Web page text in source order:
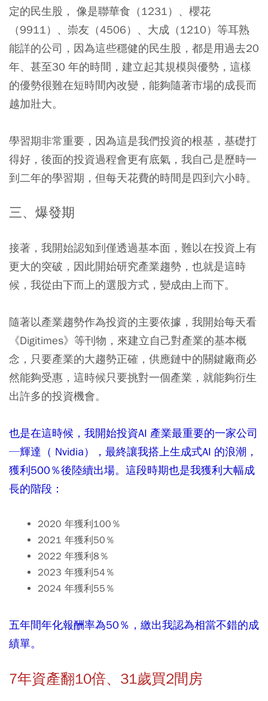
定的民生股， 像是聯華食（1231）、櫻花
（9911）、崇友（4506）、大成（1210）等耳熟
能詳的公司，因為這些穩健的民生股，都是用過去20
年、甚至30 年的時間，建立起其規模與優勢，這樣
的優勢很難在短時間內改變，能夠隨著市場的成長而
越加壯大。
學習期非常重要，因為這是我們投資的根基，基礎打
得好，後面的投資過程會更有底氣，我自己是歷時一
到二年的學習期，但每天花費的時間是四到六小時。
三、爆發期
接著，我開始認知到僅透過基本面，難以在投資上有
更大的突破，因此開始研究產業趨勢，也就是這時
候，我從由下而上的選股方式，變成由上而下。
隨著以產業趨勢作為投資的主要依據，我開始每天看
《Digitimes》等刊物，來建立自己對產業的基本概
念，只要產業的大趨勢正確，供應鏈中的關鍵廠商必
然能夠受惠，這時候只要挑對一個產業，就能夠衍生
出許多的投資機會。
也是在這時候，我開始投資AI 產業最重要的一家公司
─輝達（ Nvidia），最終讓我搭上生成式AI 的浪潮，
獲利500％後陸續出場。這段時期也是我獲利大幅成
長的階段：
2020 年獲利100％
2021 年獲利50％
2022 年獲利8％
2023 年獲利54％
2024 年獲利55％
五年間年化報酬率為50％，繳出我認為相當不錯的成
績單。
7年資產翻10倍、31歲買2間房